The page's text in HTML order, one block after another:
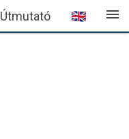
Útmutató 🇬🇧 menu